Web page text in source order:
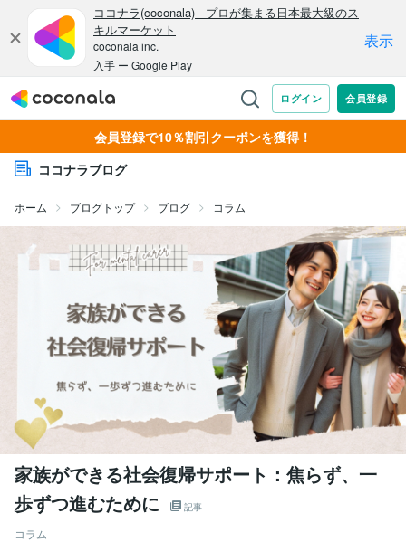
会員登録で10％割引クーポンを獲得！
ココナラブログ
ホーム ブログトップ ブログ コラム
家族ができる社会復帰サポート：焦らず、一
歩ずつ進むために
記事
コラム